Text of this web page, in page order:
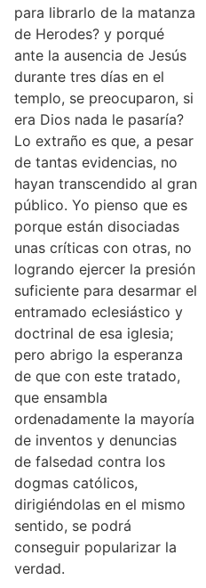
para librarlo de la matanza
de Herodes? y porqué
ante la ausencia de Jesús
durante tres días en el
templo, se preocuparon, si
era Dios nada le pasaría?
Lo extraño es que, a pesar
de tantas evidencias, no
hayan transcendido al gran
público. Yo pienso que es
porque están disociadas
unas críticas con otras, no
logrando ejercer la presión
suficiente para desarmar el
entramado eclesiástico y
doctrinal de esa iglesia;
pero abrigo la esperanza
de que con este tratado,
que ensambla
ordenadamente la mayoría
de inventos y denuncias
de falsedad contra los
dogmas católicos,
dirigiéndolas en el mismo
sentido, se podrá
conseguir popularizar la
verdad.